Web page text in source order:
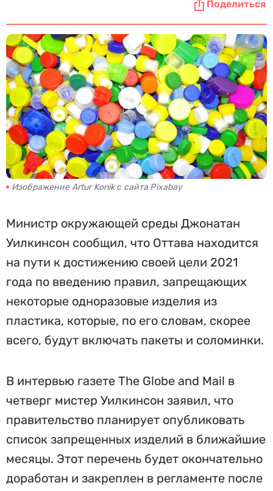
Поделиться
Изображение Artur Konik с сайта Pixabay
Министр окружающей среды Джонатан
Уилкинсон сообщил, что Оттава находится
на пути к достижению своей цели 2021
года по введению правил, запрещающих
некоторые одноразовые изделия из
пластика, которые, по его словам, скорее
всего, будут включать пакеты и соломинки.
В интервью газете The Globe and Mail в
четверг мистер Уилкинсон заявил, что
правительство планирует опубликовать
список запрещенных изделий в ближайшие
месяцы. Этот перечень будет окончательно
доработан и закреплен в регламенте после